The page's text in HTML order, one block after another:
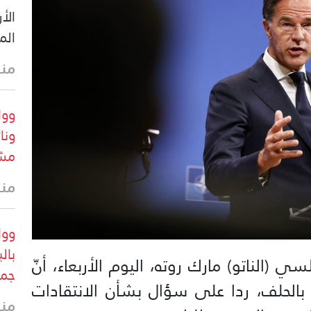
(الناتو) مارك روته، اليوم الأربعاء، أنّ
بالحلف، ردا على سؤال بشأن الانتقادات
منذ
منذ